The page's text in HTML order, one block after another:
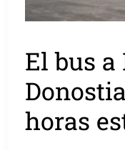
El bus
horas